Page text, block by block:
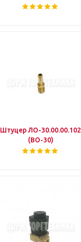
Штуцер ЛО-30.00.00.102
(ВО-30)